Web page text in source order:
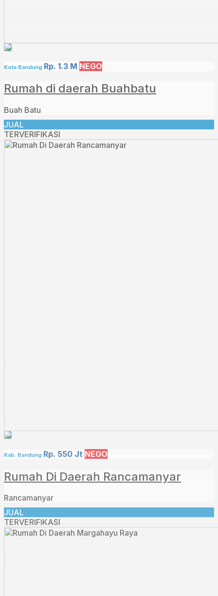
Kota Bandung Rp. 1.3 M NEGO
Rumah di daerah Buahbatu
Buah Batu
JUAL
TERVERIFIKASI
Kab. Bandung Rp. 550 Jt NEGO
Rumah Di Daerah Rancamanyar
Rancamanyar
JUAL
TERVERIFIKASI